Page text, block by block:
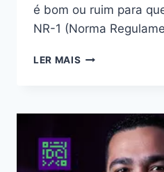
é bom ou ruim para
NR-1 (Norma
LER MAIS FORMAÇÃO
BOM
RUIM?
REVIEW